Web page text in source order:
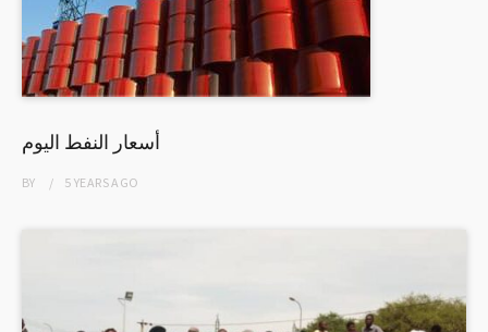
أسعار النفط اليوم
BY 5 YEARSAGO